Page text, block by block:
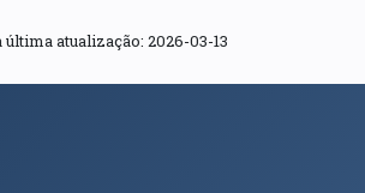
última atualização: 2026-03-13